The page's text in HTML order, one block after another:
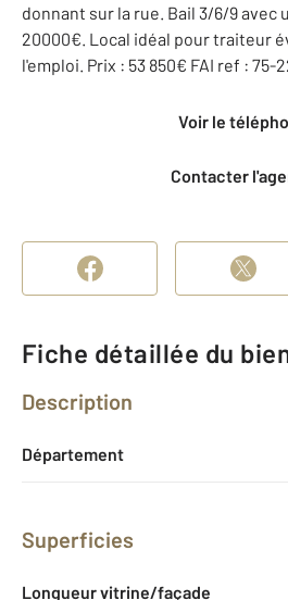
donnant sur la rue. Bail 3/6/9 avec
20000€. Local idéal pour traiteur
l'emploi. Prix : 53 850€ FAI ref : 75-
Voir le
Contacter
Fiche détaillée du
Description
Département
Superficies
Longueur vitrine/façade